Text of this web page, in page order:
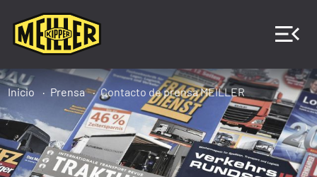
Inicio Prensa Contacto de prensa MEILLER